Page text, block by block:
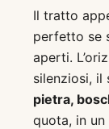
Il tratto
perfetto se
aperti.
silenziosi, il
pietra,
quota, in